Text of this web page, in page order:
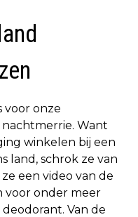
voor onze
Want
winkelen bij een
land, schrok ze van
een video van de
voor onder meer
Van de